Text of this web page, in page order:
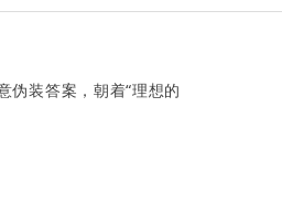
伪装答案，朝着“理想的